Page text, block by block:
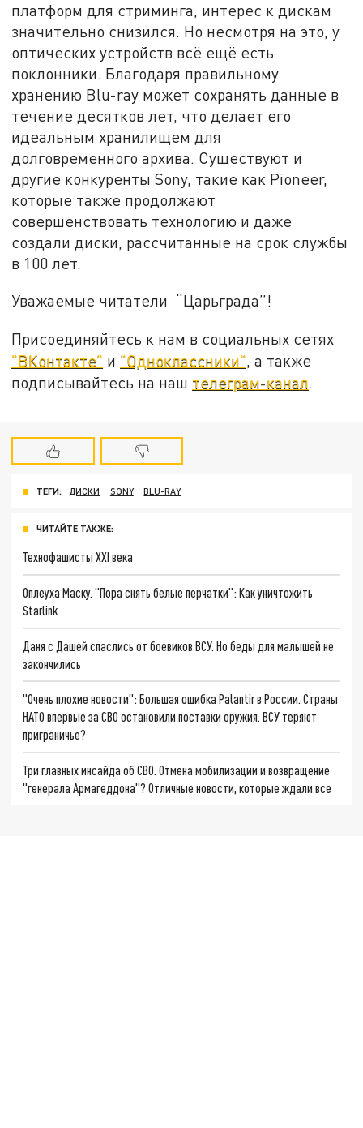
платформ для стриминга, интерес к дискам
значительно снизился. Но несмотря на это, у
оптических устройств всё ещё есть
поклонники. Благодаря правильному
хранению Blu-ray может сохранять данные в
течение десятков лет, что делает его
идеальным хранилищем для
долговременного архива. Существуют и
другие конкуренты Sony, такие как Pioneer,
которые также продолжают
совершенствовать технологию и даже
создали диски, рассчитанные на срок службы
в 100 лет.
Уважаемые читатели “Царьграда”!
Присоединяйтесь к нам в социальных сетях
"ВКонтакте" и "Одноклассники", а также
подписывайтесь на наш телеграм-канал.
ТЕГИ: ДИСКИ SONY BLU-RAY
ЧИТАЙТЕ ТАКЖЕ:
Технофашисты XXI века
Оплеуха Маску. "Пора снять белые перчатки": Как уничтожить
Starlink
Даня с Дашей спаслись от боевиков ВСУ. Но беды для малышей не
закончились
"Очень плохие новости": Большая ошибка Palantir в России. Страны
НАТО впервые за СВО остановили поставки оружия. ВСУ теряют
приграничье?
Три главных инсайда об СВО. Отмена мобилизации и возвращение
"генерала Армагеддона"? Отличные новости, которые ждали все